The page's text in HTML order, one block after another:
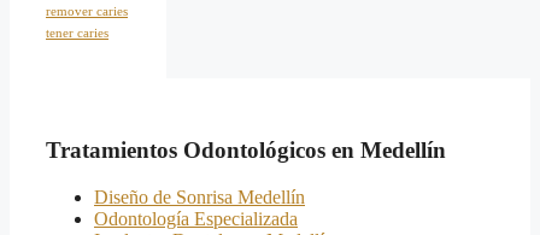
remover caries
tener caries
Tratamientos Odontológicos en Medellín
Diseño de Sonrisa Medellín
Odontología Especializada